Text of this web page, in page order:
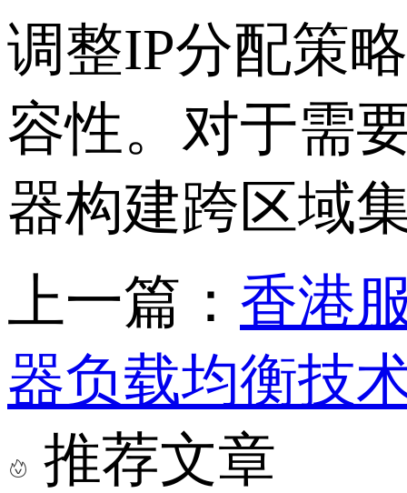
调整IP分配策
容性。对于需
器构建跨区域
上一篇： 香港
器负载均衡技
推荐文章